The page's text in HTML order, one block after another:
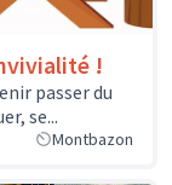
!
passer du
se...
Montbazon